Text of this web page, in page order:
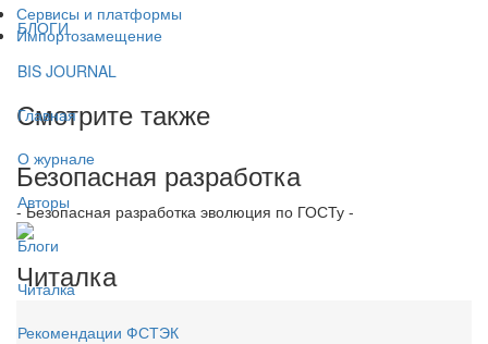
БЛОГИ
BIS JOURNAL
Главная
О журнале
Авторы
Блоги
Читалка
Рекомендации ФСТЭК
Сервисы и платформы
Импортозамещение
Смотрите также
Безопасная разработка
- Безопасная разработка эволюция по ГОСТу -
Читалка